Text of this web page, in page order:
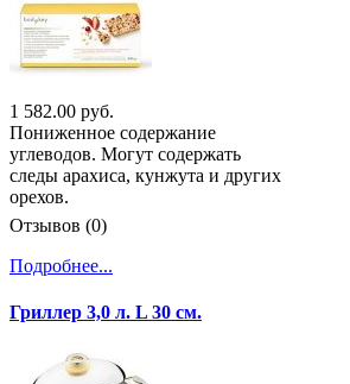
1 582.00 руб.
Пониженное содержание
углеводов. Могут содержать
следы арахиса, кунжута и других
орехов.
Отзывов (0)
Подробнее...
Гриллер 3,0 л. L 30 см.